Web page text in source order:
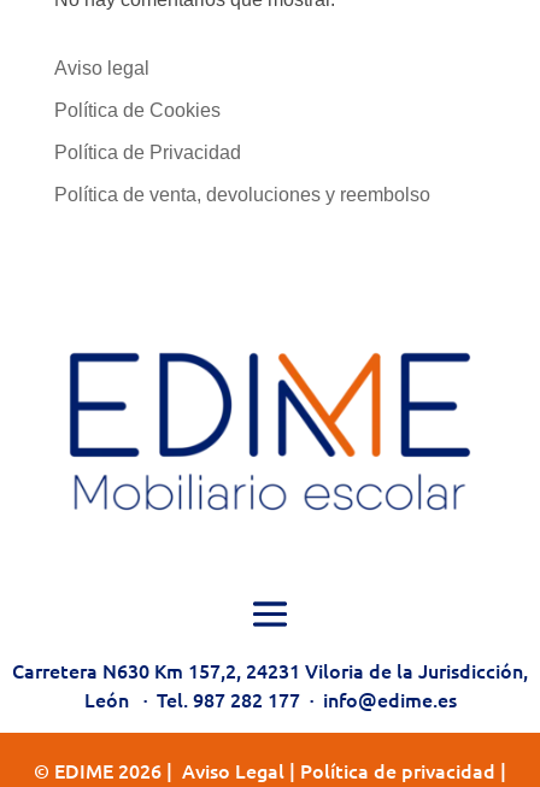
Aviso legal
Política de Cookies
Política de Privacidad
Política de venta, devoluciones y reembolso
Carretera N630 Km 157,2, 24231 Viloria de la Jurisdicción,
León· Tel. 987 282 177· info@edime.es
© EDIME 2026 | Aviso Legal | Política de privacidad |